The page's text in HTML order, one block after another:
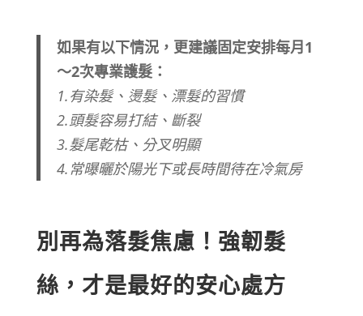
如果有以下情況，更建議固定安排每月1
～2次專業護髮：
1.有染髮、燙髮、漂髮的習慣
2.頭髮容易打結、斷裂
3.髮尾乾枯、分叉明顯
4.常曝曬於陽光下或長時間待在冷氣房
別再為落髮焦慮！強韌髮
絲，才是最好的安心處方